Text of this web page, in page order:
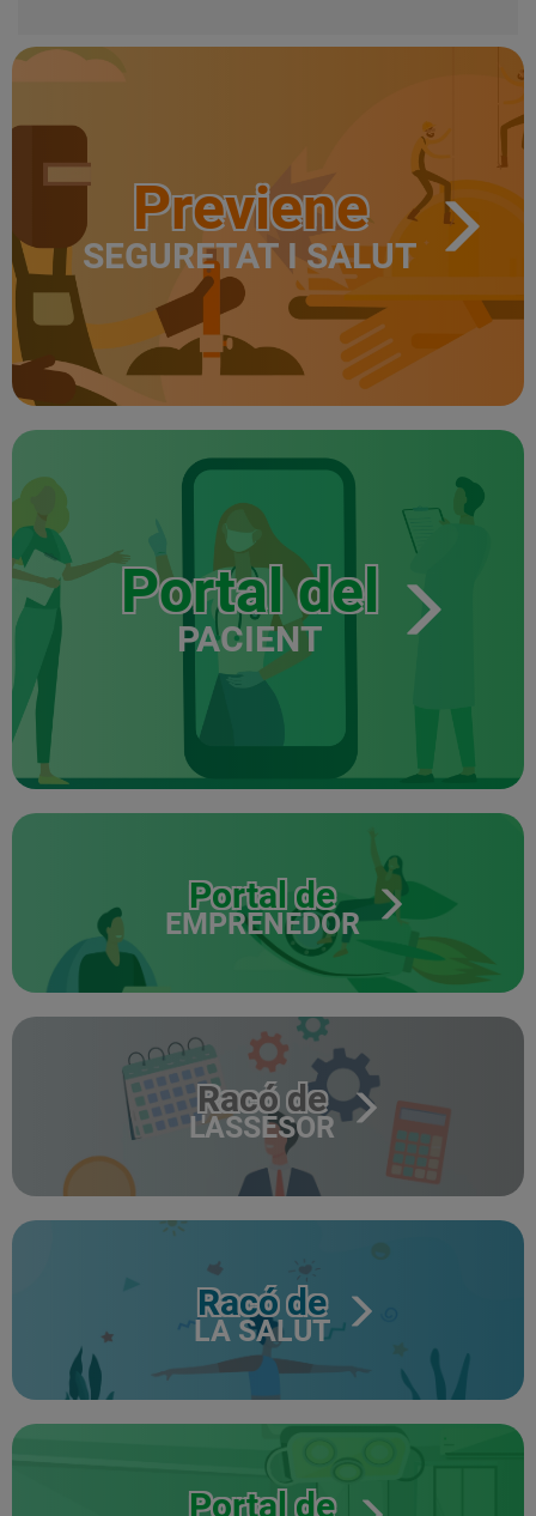
Previene
SEGURETAT I SALUT
Portal del
PACIENT
Portal de
EMPRENEDOR
Racó de
L'ASSESOR
Racó de
LA SALUT
Portal de